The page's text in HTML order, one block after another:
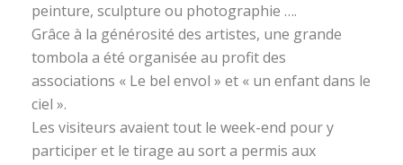
peinture, sculpture ou photographie ….
Grâce à la générosité des artistes, une grande
tombola a été organisée au profit des
associations « Le bel envol » et « un enfant dans le
ciel ».
Les visiteurs avaient tout le week-end pour y
participer et le tirage au sort a permis aux